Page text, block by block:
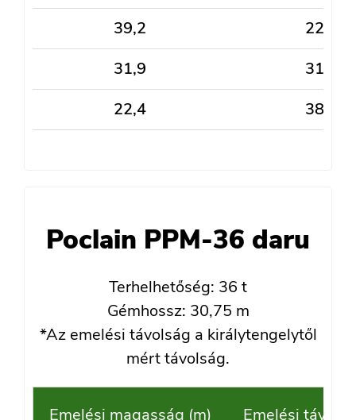
39,2
22,9
31,9
31,8
22,4
38,3
Poclain PPM-36 daru
Terhelhetőség: 36 t
Gémhossz: 30,75 m
*Az emelési távolság a királytengelytől
mért távolság.
Emelési magasság (m) Emelési